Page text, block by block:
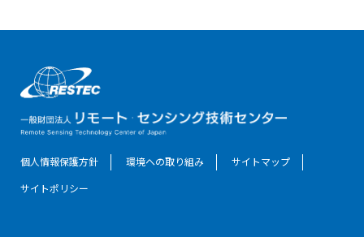
個人情報保護方針 環境への取り組み
サイトマップ
サイトポリシー